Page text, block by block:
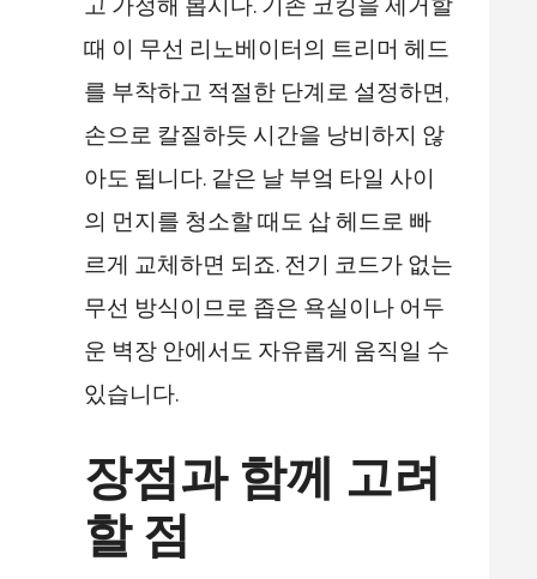
때 이 무선 리노베이터의 트리머 헤드
를 부착하고 적절한 단계로 설정하면,
손으로 칼질하듯 시간을 낭비하지 않
아도 됩니다. 같은 날 부엌 타일 사이
의 먼지를 청소할 때도 삽 헤드로 빠
르게 교체하면 되죠. 전기 코드가 없는
무선 방식이므로 좁은 욕실이나 어두
운 벽장 안에서도 자유롭게 움직일 수
있습니다.
장점과 함께 고려
할 점